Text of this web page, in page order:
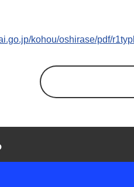
kohou/oshirase/pdf/